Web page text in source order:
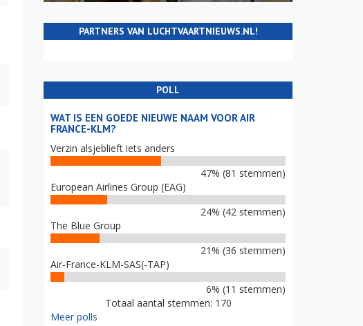
PARTNERS VAN LUCHTVAARTNIEUWS.NL!
POLL
WAT IS EEN GOEDE NIEUWE NAAM VOOR AIR
FRANCE-KLM?
Verzin alsjeblieft iets anders
47% (81 stemmen)
European Airlines Group (EAG)
24% (42 stemmen)
The Blue Group
21% (36 stemmen)
Air-France-KLM-SAS(-TAP)
6% (11 stemmen)
Totaal aantal stemmen: 170
Meer polls